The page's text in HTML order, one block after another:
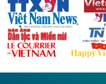
với hệ thống cửa khẩu
Theo baodautu.vn
Đề xuất đầu tư
tốc CT.11 qua Ninh